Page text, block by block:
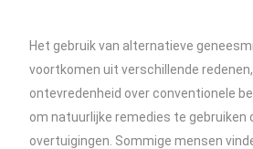
Het gebruik van alternatieve
voortkomen uit verschillende
ontevredenheid over conventionele
om natuurlijke remedies te gebruiken
overtuigingen. Sommige mensen